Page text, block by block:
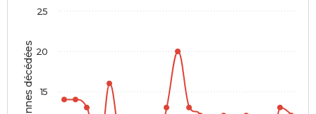
Personnes décédées 15
20
25